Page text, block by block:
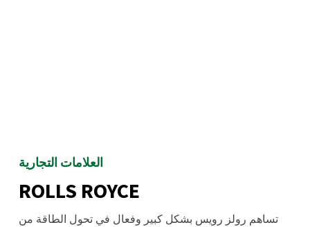
العلامات التجارية
ROLLS ROYCE
تساهم رولز رويس بشكل كبير وفعال في تحول الطاقة من